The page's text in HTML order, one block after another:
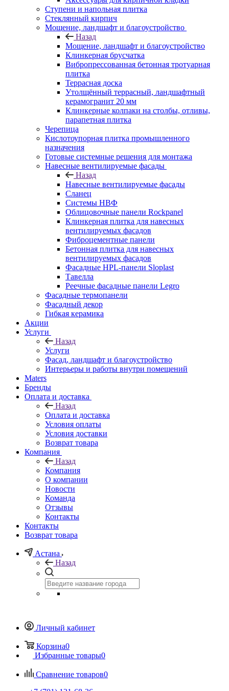
Ступени и напольная плитка
Cтеклянный кирпич
Мощение, ландшафт и благоустройство
Назад
Мощение, ландшафт и благоустройство
Клинкерная брусчатка
Вибропрессованная бетонная тротуарная
плитка
Террасная доска
Утолщённый террасный, ландшафтный
керамогранит 20 мм
Клинкерные колпаки на столбы, отливы,
парапетная плитка
Черепица
Кислотоупорная плитка промышленного
назначения
Готовые системные решения для монтажа
Навесные вентилируемые фасады
Назад
Навесные вентилируемые фасады
Сланец
Системы НВФ
Облицовочные панели Rockpanel
Клинкерная плитка для навесных
вентилируемых фасадов
Фиброцементные панели
Бетонная плитка для навесных
вентилируемых фасадов
Фасадные HPL-панели Sloplast
Тавелла
Реечные фасадные панели Legro
Фасадные термопанели
Фасадный декор
Гибкая керамика
Акции
Услуги
Назад
Услуги
Фасад, ландшафт и благоустройство
Интерьеры и работы внутри помещений
Maters
Бренды
Оплата и доставка
Назад
Оплата и доставка
Условия оплаты
Условия доставки
Возврат товара
Компания
Назад
Компания
О компании
Новости
Команда
Отзывы
Контакты
Контакты
Возврат товара
Астана
Назад
Личный кабинет
Корзина0
Избранные товары0
Сравнение товаров0